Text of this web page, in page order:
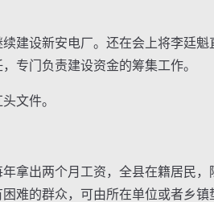
设新安电厂。还在会上将李廷魁
专门负责建设资金的筹集工作。
文件。
出两个月工资，全县在籍居民，
难的群众，可由所在单位或者乡镇